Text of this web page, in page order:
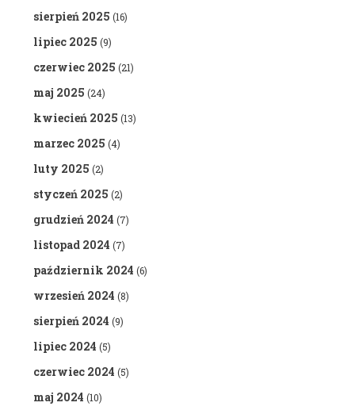
sierpień 2025 (16)
lipiec 2025 (9)
czerwiec 2025 (21)
maj 2025 (24)
kwiecień 2025 (13)
marzec 2025 (4)
luty 2025 (2)
styczeń 2025 (2)
grudzień 2024 (7)
listopad 2024 (7)
październik 2024 (6)
wrzesień 2024 (8)
sierpień 2024 (9)
lipiec 2024 (5)
czerwiec 2024 (5)
maj 2024 (10)